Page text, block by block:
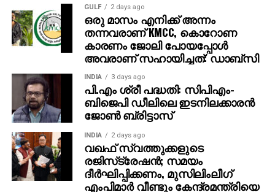
ബെറികള്‍ (സ്ട്രോബെറി, ബ്ലൂബെറി, റാസ്ബെറി)
ആന്തോസയാനിനുകള്‍, പോളിഫിനോളുകള്‍ തുടങ്ങിയ
ശക്തമായ ആന്റിഓക്സിഡന്റുകള്‍ ഇവയില്‍
അടങ്ങിയിരിക്കുന്നു. ഇവ രക്തക്കുഴലുകളുടെ
പ്രവര്‍ത്തനം മെച്ചപ്പെടുത്തുകയും രക്തസമ്മര്‍ദം
കുറയ്ക്കുകയും ഹൃദയാഘാത സാധ്യത
കുറയ്ക്കുകയും ചെയ്യും.
ഇലക്കറികള്‍ മുരിങ്ങയില, ചീരയില തുടങ്ങിയ
ഇലക്കറികള്‍ ഹൃദയാരോഗ്യത്തിന് ഏറെ
ഗുണകരമാണ്. വിറ്റാമിന്‍ കെ, ഫോളേറ്റ്, പൊട്ടാസ്യം,
ആന്റിഓക്സിഡന്റുകള്‍ എന്നിവ ധാരാളമായി അടങ്ങിയ
GULF 2 days ago
ഒരു മാസം എനിക്ക് അന്നം
തന്നവരാണ് KMCC, കൊറോണ
കാരണം ജോലി പോയപ്പോൾ
അവരാണ് സഹായിച്ചത്: ഡാബ്സി
INDIA 3 days ago
പി.എം ശ്രീ പദ്ധതി: സിപിഎം-
ബിജെപി ഡീലിലെ ഇടനിലക്കാരന്‍
ജോണ്‍ ബ്രിട്ടാസ്‌
INDIA 2 days ago
വഖഫ് സ്വത്തുക്കളുടെ
രജിസ്‌ട്രേഷന്‍; സമയം
ദീര്‍ഘിപ്പിക്കണം, മുസിലിംലീഗ്
എംപിമാര്‍ വീണ്ടും കേന്ദ്രമന്ത്രിയെ